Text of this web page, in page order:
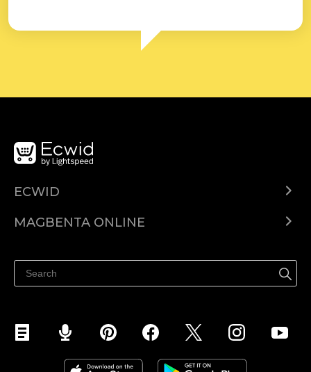
ECWID
Help center
MAGBENTA ONLINE
Ibenta sa Facebook